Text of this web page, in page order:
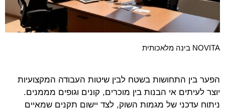
NOVITA בינה מלאכותית
הפער בין התחושות בשטח לבין שיטות העבודה המקצועיות
יוצר לעיתים אי הבנות בין מוכרים, קונים וגופים מממנים.
ניתוח עדכני של מגמות השוק, לצד יישום תקנים שמאיים